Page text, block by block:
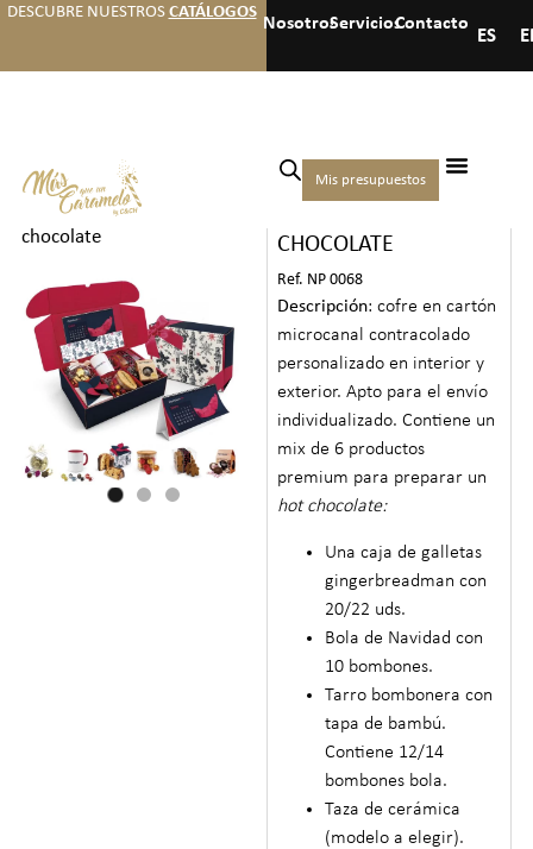
DESCUBRE NUESTROS CATÁLOGOS
NosotrosServiciosContacto
ES
Mis presupuestos
Inicio/ Navidad
gourmet/ Cofre hot
chocolate
COFRE HOT
CHOCOLATE
Ref. NP 0068
Descripción: cofre en cartón
microcanal contracolado
personalizado en interior y
exterior. Apto para el envío
individualizado. Contiene un
mix de 6 productos
premium para preparar un
hot chocolate:
Una caja de galletas
gingerbreadman con
20/22 uds.
Bola de Navidad con
10 bombones.
Tarro bombonera con
tapa de bambú.
Contiene 12/14
bombones bola.
Taza de cerámica
(modelo a elegir).